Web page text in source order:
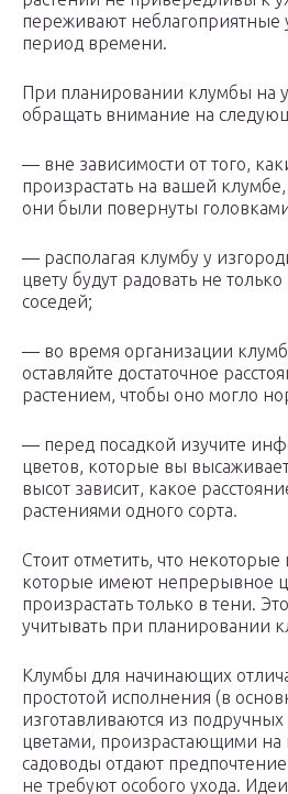
переживают неблагоприятные
период времени.
При планировании клумбы на
обращать внимание на
— вне зависимости от того,
произрастать на вашей
они были повернуты
— располагая клумбу у
цвету будут радовать не
соседей;
— во время организации
оставляйте достаточное
растением, чтобы оно могло
— перед посадкой изучите
цветов, которые вы
высот зависит, какое
растениями одного сорта.
Стоит отметить, что
которые имеют непрерывное
произрастать только в тени.
учитывать при планировании
Клумбы для начинающих
простотой исполнения (в
изготавливаются из
цветами, произрастающими
садоводы отдают
не требуют особого ухода.